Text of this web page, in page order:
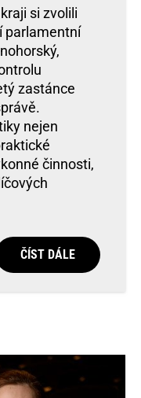
si zvolili
parlamentní
zastánce
nejen
činnosti,
ČÍST DÁLE